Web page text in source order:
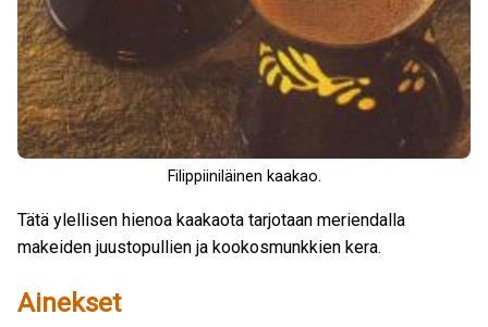
Filippiiniläinen kaakao.
Tätä ylellisen hienoa kaakaota tarjotaan meriendalla
makeiden juustopullien ja kookosmunkkien kera.
Ainekset